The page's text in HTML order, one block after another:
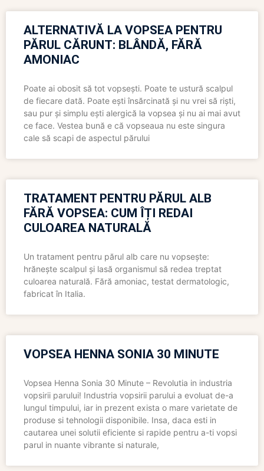
ALTERNATIVĂ LA VOPSEA PENTRU
PĂRUL CĂRUNT: BLÂNDĂ, FĂRĂ
AMONIAC
Poate ai obosit să tot vopsești. Poate te ustură scalpul
de fiecare dată. Poate ești însărcinată și nu vrei să riști,
sau pur și simplu ești alergică la vopsea și nu ai mai avut
ce face. Vestea bună e că vopseaua nu este singura
cale să scapi de aspectul părului
TRATAMENT PENTRU PĂRUL ALB
FĂRĂ VOPSEA: CUM ÎȚI REDAI
CULOAREA NATURALĂ
Un tratament pentru părul alb care nu vopsește:
hrănește scalpul și lasă organismul să redea treptat
culoarea naturală. Fără amoniac, testat dermatologic,
fabricat în Italia.
VOPSEA HENNA SONIA 30 MINUTE
Vopsea Henna Sonia 30 Minute – Revolutia in industria
vopsirii parului! Industria vopsirii parului a evoluat de-a
lungul timpului, iar in prezent exista o mare varietate de
produse si tehnologii disponibile. Insa, daca esti in
cautarea unei solutii eficiente si rapide pentru a-ti vopsi
parul in nuante vibrante si naturale,